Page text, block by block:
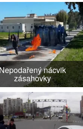
nácvik
zásahovky